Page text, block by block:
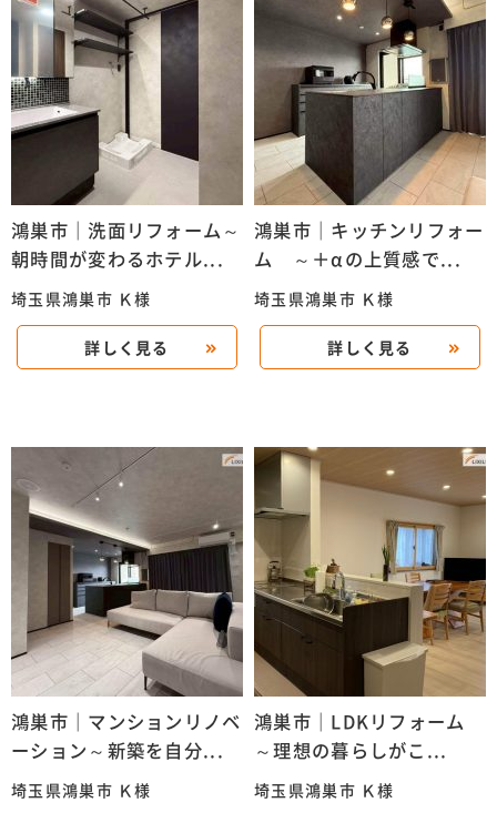
鴻巣市｜洗面リフォーム～
朝時間が変わるホテル...
埼玉県鴻巣市 Ｋ様
詳しく見る
鴻巣市｜キッチンリフォー
ム ～＋αの上質感で...
埼玉県鴻巣市 Ｋ様
詳しく見る
鴻巣市｜マンションリノベ
ーション～新築を自分...
埼玉県鴻巣市 Ｋ様
鴻巣市｜LDKリフォーム
～理想の暮らしがこ...
埼玉県鴻巣市 Ｋ様